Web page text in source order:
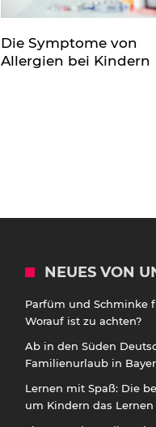
Die Symptome von
Allergien bei Kindern
NEUES VON
Parfüm und Schminke
Worauf ist zu achten?
Ab in den Süden
Familienurlaub in
Lernen mit Spaß: Die
um Kindern das